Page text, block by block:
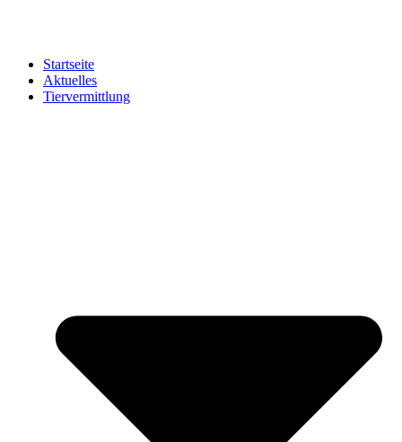
Startseite
Aktuelles
Tiervermittlung